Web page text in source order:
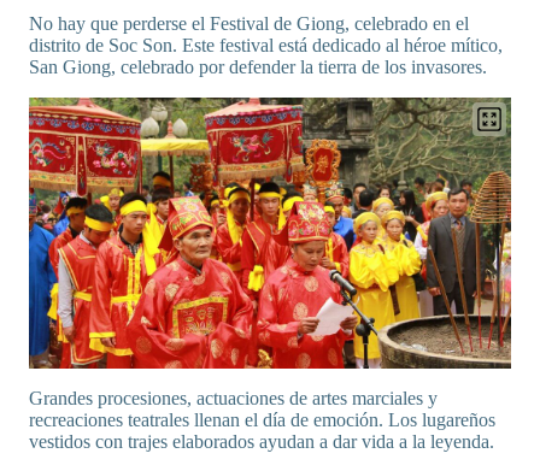
No hay que perderse el Festival de Giong, celebrado en el
distrito de Soc Son. Este festival está dedicado al héroe mítico,
San Giong, celebrado por defender la tierra de los invasores.
Grandes procesiones, actuaciones de artes marciales y
recreaciones teatrales llenan el día de emoción. Los lugareños
vestidos con trajes elaborados ayudan a dar vida a la leyenda.